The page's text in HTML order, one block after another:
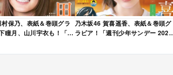
保乃、表紙＆巻頭グラ
瞳月、山川宇衣も！「週
日4/28発売！
乃木坂46 賀喜遥香、表紙＆巻頭グ
ラビア！「週刊少年サンデー 2026
売！